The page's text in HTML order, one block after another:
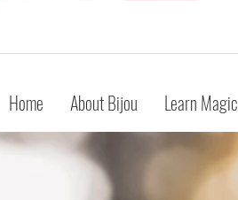
Home About Bijou Learn Magic